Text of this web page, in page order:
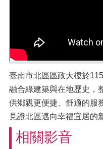
臺南市北區區政大樓於
融合綠建築與在地歷史，
供鄉親更便捷、舒適的服
見證北區邁向幸福宜居的
相關影音